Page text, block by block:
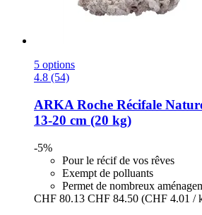
5 options
4.8 (54)
ARKA Roche Récifale
13-​20 cm (20 kg)
-5%
Pour le récif de vos rêves
Exempt de polluants
Permet de nombreux
CHF 80.13 CHF 84.50 (CHF 4.01 /